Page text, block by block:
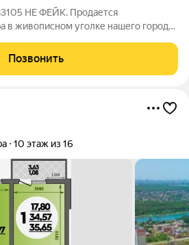
в живописном уголке нашего города.
ремонта но можно зайти и жить. Двор
Позвонить
10 этаж из 16